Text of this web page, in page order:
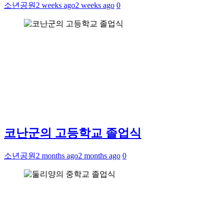
소년공원 2 weeks ago2 weeks ago 0
코난군의 고등학교 졸업식
소년공원 2 months ago2 months ago 0